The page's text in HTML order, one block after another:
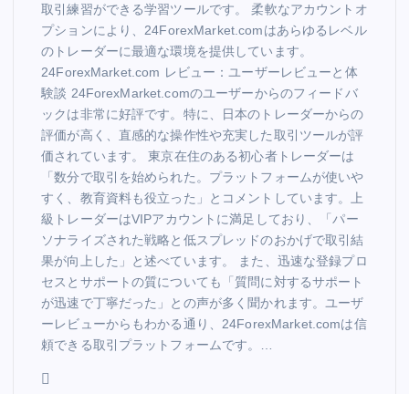
取引練習ができる学習ツールです。 柔軟なアカウントオ
プションにより、24ForexMarket.comはあらゆるレベル
のトレーダーに最適な環境を提供しています。
24ForexMarket.com レビュー：ユーザーレビューと体
験談 24ForexMarket.comのユーザーからのフィードバ
ックは非常に好評です。特に、日本のトレーダーからの
評価が高く、直感的な操作性や充実した取引ツールが評
価されています。 東京在住のある初心者トレーダーは
「数分で取引を始められた。プラットフォームが使いや
すく、教育資料も役立った」とコメントしています。上
級トレーダーはVIPアカウントに満足しており、「パー
ソナライズされた戦略と低スプレッドのおかげで取引結
果が向上した」と述べています。 また、迅速な登録プロ
セスとサポートの質についても「質問に対するサポート
が迅速で丁寧だった」との声が多く聞かれます。ユーザ
ーレビューからもわかる通り、24ForexMarket.comは信
頼できる取引プラットフォームです。…